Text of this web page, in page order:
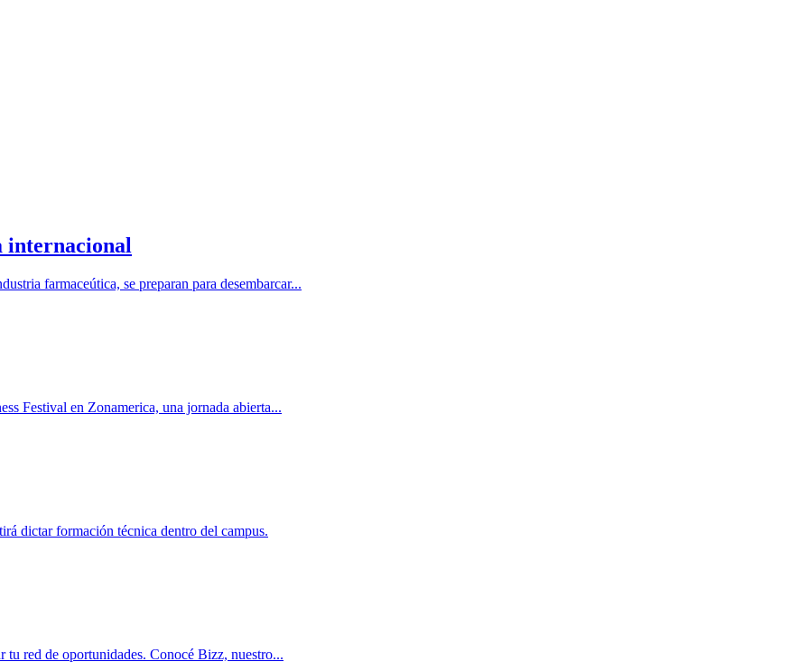
internacional
farmaceútica, se preparan para desembarcar...
Festival en Zonamerica, una jornada abierta...
dictar formación técnica dentro del campus.
tu red de oportunidades. Conocé Bizz, nuestro...